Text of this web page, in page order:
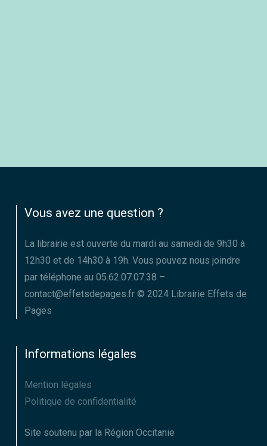
Vous avez une question ?
La librairie est ouverte du mardi au samedi de 9h30 à
12h30 et de 14h30 à 19h. Vous pouvez nous joindre
par téléphone au 05.62.07.07.38 –
contact@effetsdepages.fr © 2024 Librairie Effets de
Pages
Informations légales
Mention légales
Politique de confidentialité
Site soutenu par la Région Occitanie